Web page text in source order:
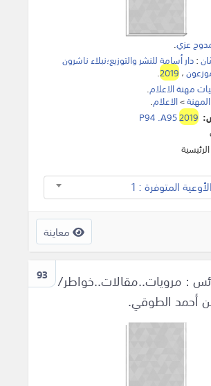
عزي.
:دار أسامة للنشر والتوزيع؛نبلاء ناشرون
،2019
.
مهنة الاعلام.
>الاعلام.
P94 .A952019
المتوفرة : 1
معاينة
93 : مرويات..مقالات..خواطر/
أحمد الطوقي.